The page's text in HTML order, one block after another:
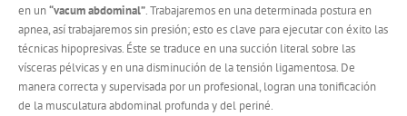
en un“vacum abdominal”. Trabajaremos en una determinada postura en
apnea, así trabajaremos sin presión; esto es clave para ejecutar con éxito las
técnicas hipopresivas. Éste se traduce en una succión literal sobre las
vísceras pélvicas y en una disminución de la tensión ligamentosa. De
manera correcta y supervisada por un profesional, logran una tonificación
de la musculatura abdominal profunda y del periné.